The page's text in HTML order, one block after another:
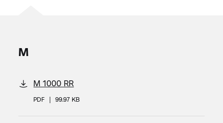
M
M 1000 RR
PDF | 99.97 KB